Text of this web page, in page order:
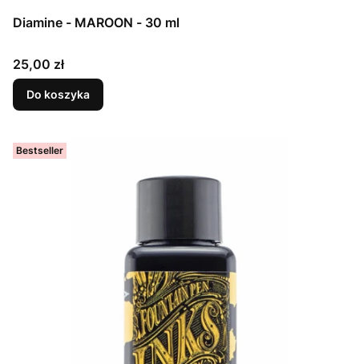
Diamine - MAROON - 30 ml
Cena
25,00 zł
Do koszyka
Bestseller